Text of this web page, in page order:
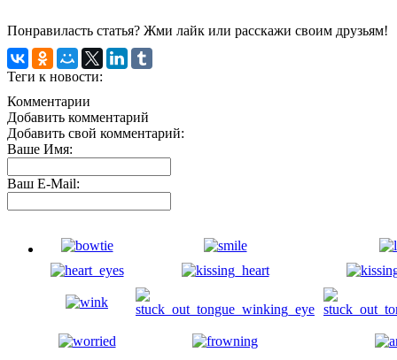
Понравиласть статья? Жми лайк или расскажи своим друзьям!
Теги к новости:
Комментарии
Добавить комментарий
Добавить свой комментарий:
Ваше Имя:
Ваш E-Mail: